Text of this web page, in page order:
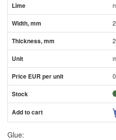
2
Glue: